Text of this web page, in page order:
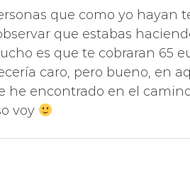
que como yo hayan
que estabas
es que te cobraran 65
caro, pero bueno, en
he encontrado en el
voy